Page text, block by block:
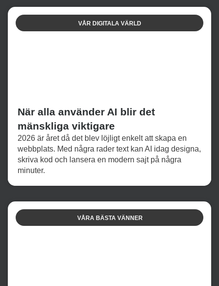
VÅR DIGITALA VÄRLD
När alla använder AI blir det
mänskliga viktigare
2026 är året då det blev löjligt enkelt att skapa en
webbplats. Med några rader text kan AI idag designa,
skriva kod och lansera en modern sajt på några
minuter.
VÅRA BÄSTA VÄNNER